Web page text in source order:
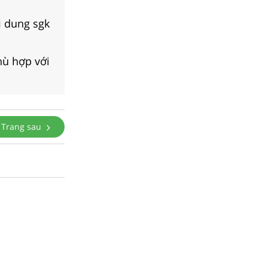
sgk
hợp với
Trang sau